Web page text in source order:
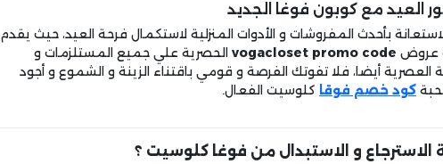
العيد مع كوبون فوغا الجديد
بأحدث المفروشات و الأدوات المنزلية لاستكمال فرحة العيد، حيث يقدم
عروض vogacloset promo code الحصرية علي جميع المستلزمات و
العصرية أيضا، فلا تفوتك الفرصة و قومي باقتناء الزينة و الشموع و أجود
كود خصم فوقا كلوسيت الفعال.
و الاستبدال من فوغا كلوسيت ؟